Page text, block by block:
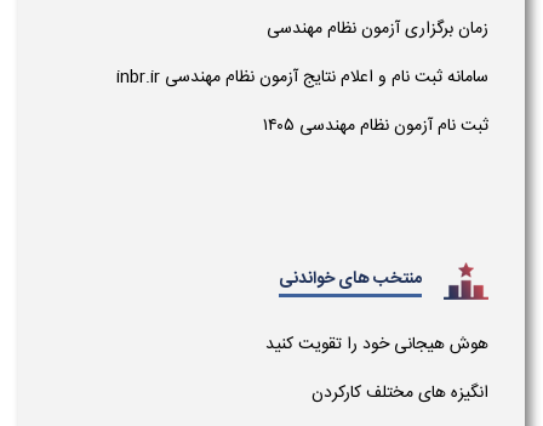
زمان برگزاری آزمون نظام مهندسی
سامانه ثبت نام و اعلام نتایج آزمون نظام مهندسی inbr.ir
ثبت نام آزمون نظام مهندسی ۱۴۰۵
منتخب های خواندنی
هوش هیجانی خود را تقویت کنید
انگیزه های مختلف کارکردن